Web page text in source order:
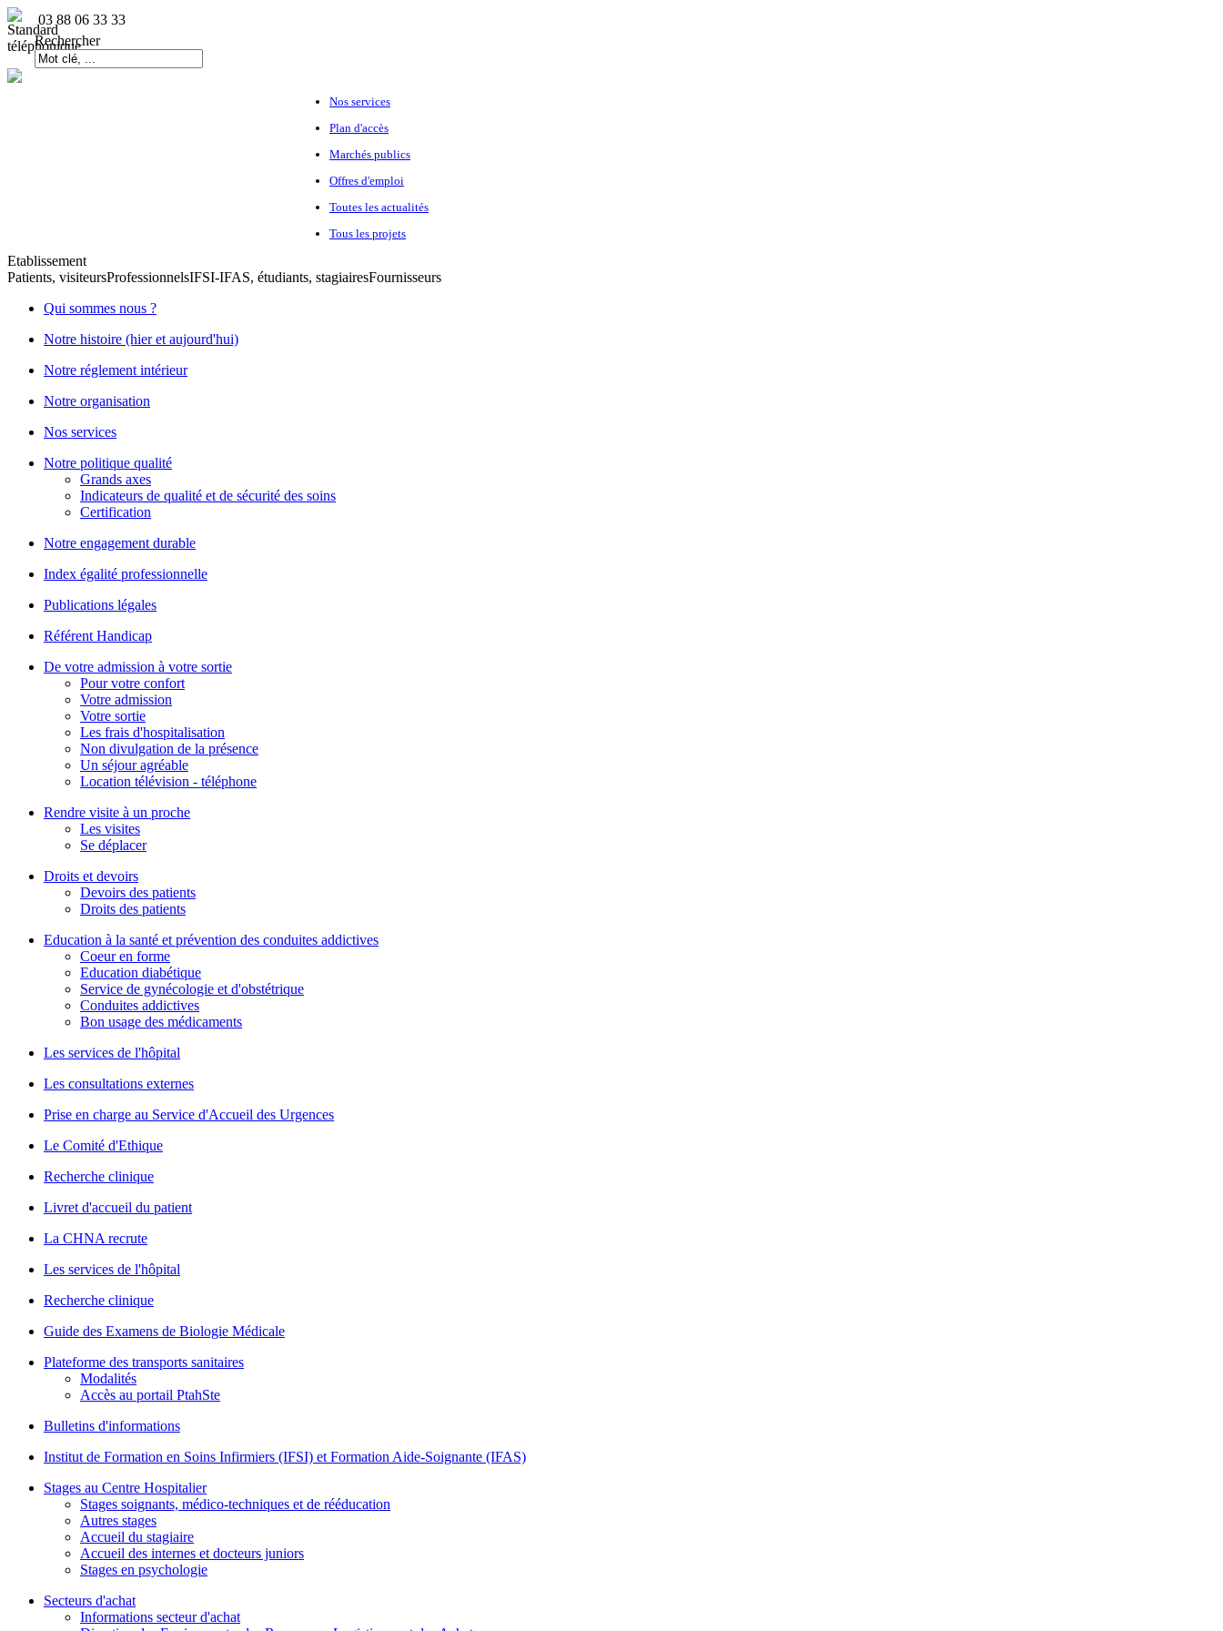
03 88 06 33 33
Rechercher
Nos services
Plan d'accès
Marchés publics
Offres d'emploi
Toutes les actualités
Tous les projets
Etablissement
Patients, visiteursProfessionnelsIFSI-IFAS, étudiants, stagiairesFournisseurs
Qui sommes nous ?
Notre histoire (hier et aujourd'hui)
Notre réglement intérieur
Notre organisation
Nos services
Notre politique qualité
Grands axes
Indicateurs de qualité et de sécurité des soins
Certification
Notre engagement durable
Index égalité professionnelle
Publications légales
Référent Handicap
De votre admission à votre sortie
Pour votre confort
Votre admission
Votre sortie
Les frais d'hospitalisation
Non divulgation de la présence
Un séjour agréable
Location télévision - téléphone
Rendre visite à un proche
Les visites
Se déplacer
Droits et devoirs
Devoirs des patients
Droits des patients
Education à la santé et prévention des conduites addictives
Coeur en forme
Education diabétique
Service de gynécologie et d'obstétrique
Conduites addictives
Bon usage des médicaments
Les services de l'hôpital
Les consultations externes
Prise en charge au Service d'Accueil des Urgences
Le Comité d'Ethique
Recherche clinique
Livret d'accueil du patient
La CHNA recrute
Les services de l'hôpital
Recherche clinique
Guide des Examens de Biologie Médicale
Plateforme des transports sanitaires
Modalités
Accès au portail PtahSte
Bulletins d'informations
Institut de Formation en Soins Infirmiers (IFSI) et Formation Aide-Soignante (IFAS)
Stages au Centre Hospitalier
Stages soignants, médico-techniques et de rééducation
Autres stages
Accueil du stagiaire
Accueil des internes et docteurs juniors
Stages en psychologie
Secteurs d'achat
Informations secteur d'achat